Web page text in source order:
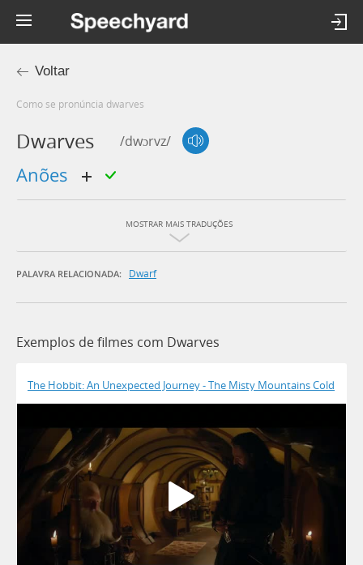
Voltar
Como se pronúncia dwarves
Dwarves /dwɔrvz/
anões
MOSTRAR MAIS TRADUÇÕES
PALAVRA RELACIONADA: Dwarf
Exemplos de filmes com Dwarves
The Hobbit: An Unexpected Journey - The Misty Mountains Cold